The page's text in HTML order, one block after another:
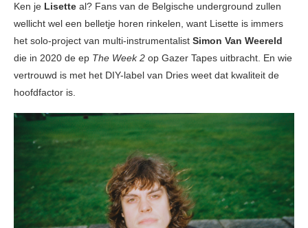
Ken je Lisette al? Fans van de Belgische underground zullen
wellicht wel een belletje horen rinkelen, want Lisette is immers
het solo-project van multi-instrumentalist Simon Van Weereld
die in 2020 de ep The Week 2 op Gazer Tapes uitbracht. En wie
vertrouwd is met het DIY-label van Dries weet dat kwaliteit de
hoofdfactor is.